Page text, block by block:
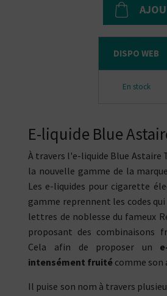
DISPO WEB
En stock
E-liquide Blue
À travers l'e-liquide Blue Astaire
la nouvelle gamme de la
Les e-liquides pour cigarette
gamme reprennent les codes
lettres de noblesse du fameux
proposant des combinaisons
Cela afin de proposer un
intensément fruité comme son
Il puise son nom à travers